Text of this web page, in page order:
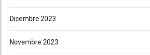
Dicembre 2023
Novembre 2023